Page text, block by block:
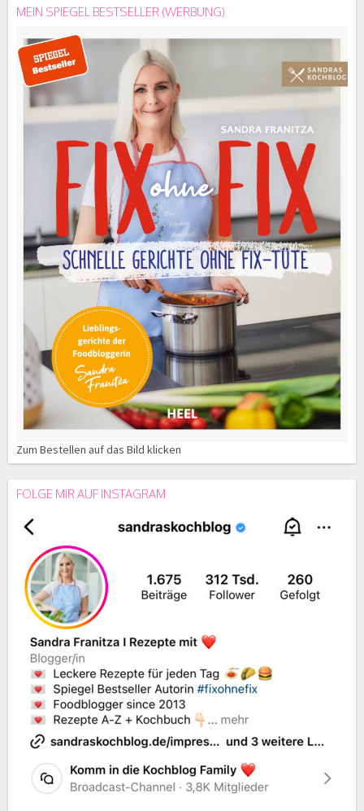
MEIN SPIEGEL BESTSELLER (WERBUNG)
Zum Bestellen auf das Bild klicken
FOLGE MIR AUF INSTAGRAM